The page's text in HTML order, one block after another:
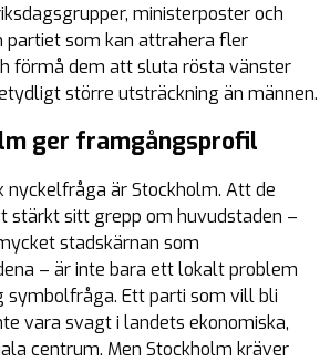
ministerposter och
partiet som kan attrahera fler
förmå dem att sluta rösta vänster
större utsträckning än männen.
ger framgångsprofil
nyckelfråga är Stockholm. Att de
stärkt sitt grepp om huvudstaden –
stadskärnan som
– är inte bara ett lokalt problem
symbolfråga. Ett parti som vill bli
vara svagt i landets ekonomiska,
centrum. Men Stockholm kräver